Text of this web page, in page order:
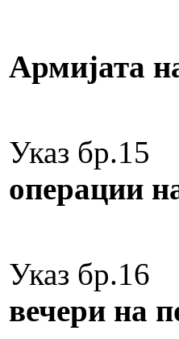
Армијата
Указ
операции
Указ
вечери на